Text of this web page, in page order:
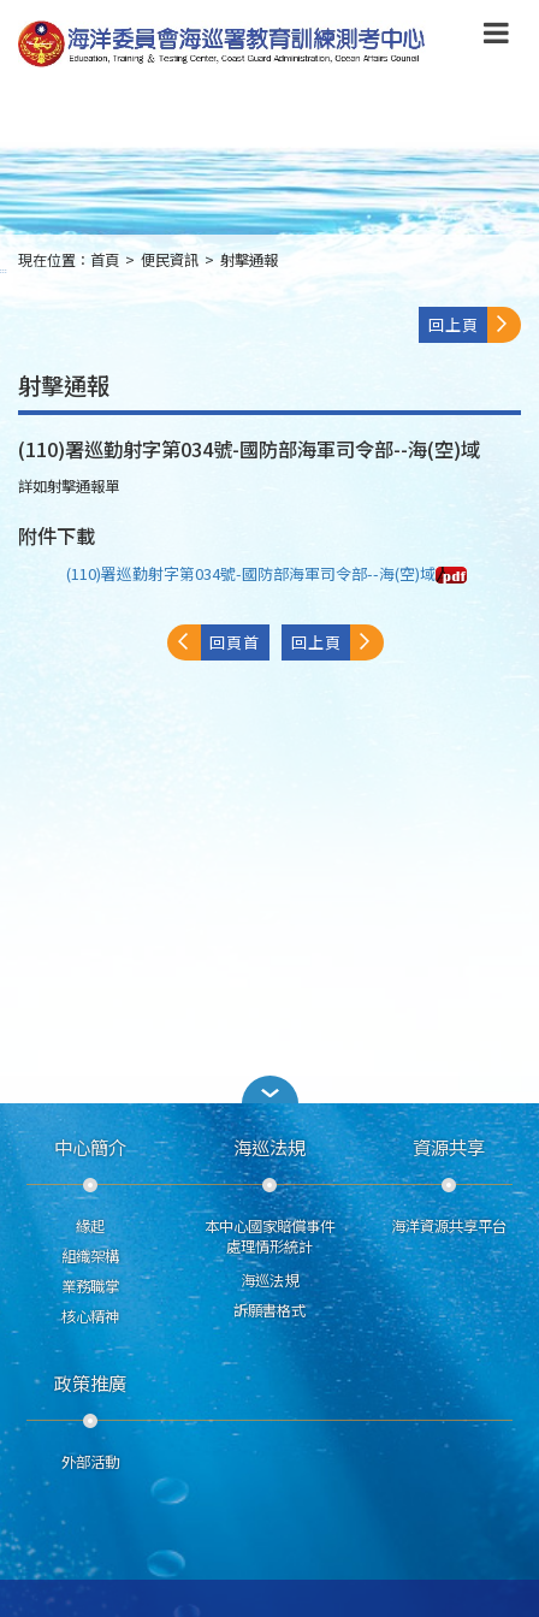
到
主
要
to
main
content
:::
現在位置： 首頁 > 便民資訊 > 射擊通報
回上頁
射擊通報
(110)署巡勤射字第034號-國防部海軍司令部--海(空)域
詳如射擊通報單
附件下載
(110)署巡勤射字第034號-國防部海軍司令部--海(空)域
回頁首 回上頁
中心簡介
緣起
組織架構
業務職掌
核心精神
海巡法規
本中心國家賠償事件
處理情形統計
海巡法規
訴願書格式
資源共享
海洋資源共享平台
政策推廣
外部活動